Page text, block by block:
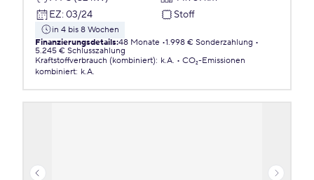
EZ: 03/24 Stoff
in 4 bis 8 Wochen
Finanzierungsdetails:48 Monate 1.998 € Sonderzahlung
5.245 € Schlusszahlung
Kraftstoffverbrauch (kombiniert): k.A.
CO₂-Emissionen
kombiniert: k.A.